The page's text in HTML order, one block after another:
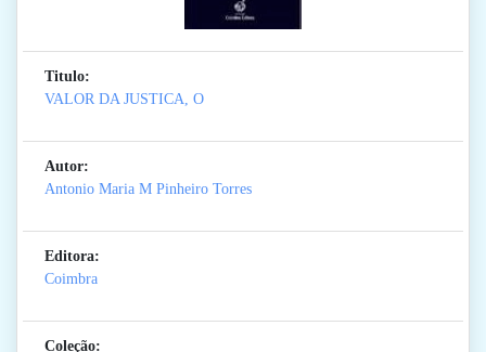
Titulo:
VALOR DA JUSTICA, O
Autor:
Antonio Maria M Pinheiro Torres
Editora:
Coimbra
Coleção: